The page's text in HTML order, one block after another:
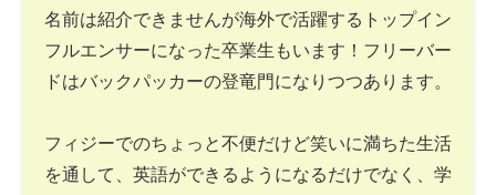
名前は紹介できませんが海外で活躍するトップイン
フルエンサーになった卒業生もいます！フリーバー
ドはバックパッカーの登竜門になりつつあります。
フィジーでのちょっと不便だけど笑いに満ちた生活
を通して、英語ができるようになるだけでなく、学